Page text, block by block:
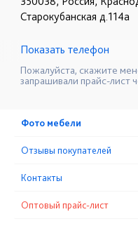
Старокубанская д.114а
☎+7 (928) 278-36-45
Показать телефон
Пожалуйста, скажите
запрашивали прайс-лист
Фото мебели
Отзывы покупателей
Контакты
Оптовый прайс-лист